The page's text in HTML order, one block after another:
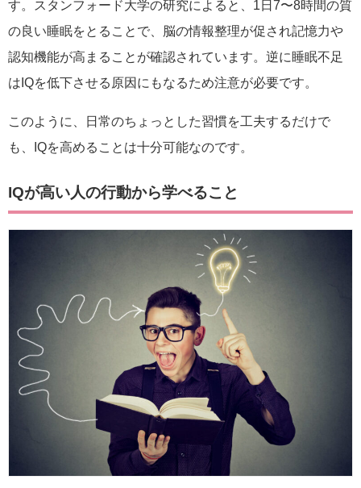
す。スタンフォード大学の研究によると、1日7〜8時間の質
の良い睡眠をとることで、脳の情報整理が促され記憶力や
認知機能が高まることが確認されています。逆に睡眠不足
はIQを低下させる原因にもなるため注意が必要です。
このように、日常のちょっとした習慣を工夫するだけで
も、IQを高めることは十分可能なのです。
IQが高い人の行動から学べること